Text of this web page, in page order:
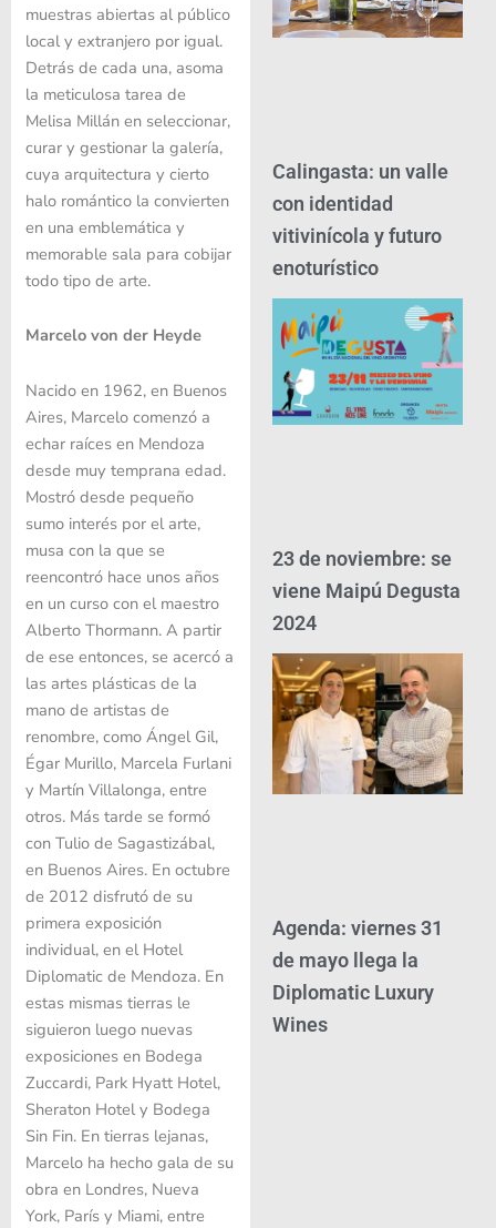
muestras abiertas al público
local y extranjero por igual.
Detrás de cada una, asoma
la meticulosa tarea de
Melisa Millán en seleccionar,
curar y gestionar la galería,
cuya arquitectura y cierto
halo romántico la convierten
en una emblemática y
memorable sala para cobijar
todo tipo de arte.
Marcelo von der Heyde
Nacido en 1962, en Buenos
Aires, Marcelo comenzó a
echar raíces en Mendoza
desde muy temprana edad.
Mostró desde pequeño
sumo interés por el arte,
musa con la que se
reencontró hace unos años
en un curso con el maestro
Alberto Thormann. A partir
de ese entonces, se acercó a
las artes plásticas de la
mano de artistas de
renombre, como Ángel Gil,
Égar Murillo, Marcela Furlani
y Martín Villalonga, entre
otros. Más tarde se formó
con Tulio de Sagastizábal,
en Buenos Aires. En octubre
de 2012 disfrutó de su
primera exposición
individual, en el Hotel
Diplomatic de Mendoza. En
estas mismas tierras le
siguieron luego nuevas
exposiciones en Bodega
Zuccardi, Park Hyatt Hotel,
Sheraton Hotel y Bodega
Sin Fin. En tierras lejanas,
Marcelo ha hecho gala de su
obra en Londres, Nueva
York, París y Miami, entre
Calingasta: un valle
con identidad
vitivinícola y futuro
enoturístico
23 de noviembre: se
viene Maipú Degusta
2024
Agenda: viernes 31
de mayo llega la
Diplomatic Luxury
Wines